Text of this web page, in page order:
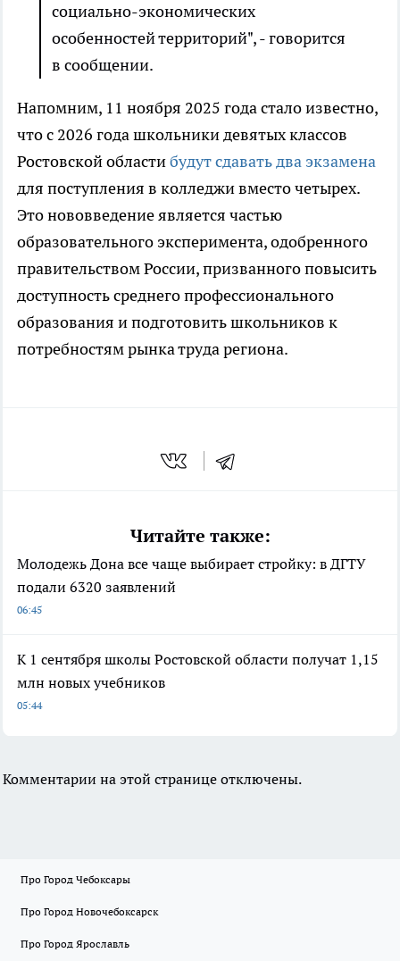
социально-экономических
особенностей территорий", - говорится
в сообщении.
Напомним, 11 ноября 2025 года стало известно,
что с 2026 года школьники девятых классов
Ростовской областибудут сдавать два экзамена
для поступления в колледжи вместо четырех.
Это нововведение является частью
образовательного эксперимента, одобренного
правительством России, призванного повысить
доступность среднего профессионального
образования и подготовить школьников к
потребностям рынка труда региона.
Читайте также:
Молодежь Дона все чаще выбирает стройку: в ДГТУ
подали 6320 заявлений
06:45
К 1 сентября школы Ростовской области получат 1,15
млн новых учебников
05:44
Комментарии на этой странице отключены.
Про Город Чебоксары
Про Город Новочебоксарск
Про Город Ярославль